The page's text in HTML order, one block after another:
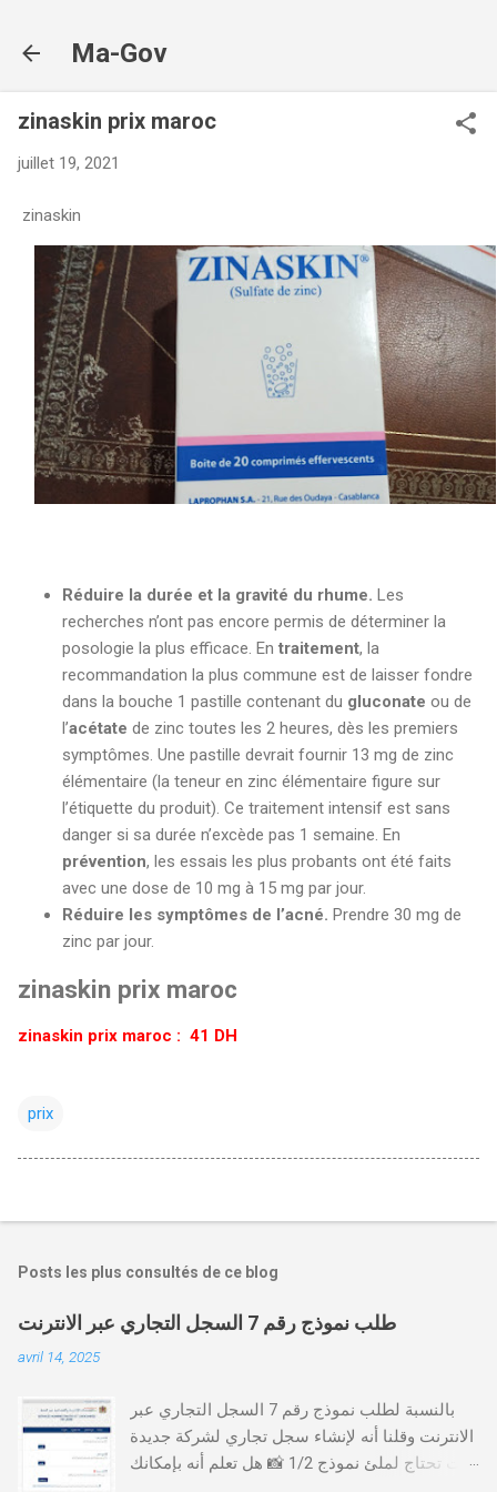
Ma-Gov
zinaskin prix maroc
juillet 19, 2021
zinaskin
Réduire la durée et la gravité du rhume. Les
recherches n’ont pas encore permis de déterminer la
posologie la plus efficace. En traitement, la
recommandation la plus commune est de laisser fondre
dans la bouche 1 pastille contenant du gluconate ou de
l’acétate de zinc toutes les 2 heures, dès les premiers
symptômes. Une pastille devrait fournir 13 mg de zinc
élémentaire (la teneur en zinc élémentaire figure sur
l’étiquette du produit). Ce traitement intensif est sans
danger si sa durée n’excède pas 1 semaine. En
prévention, les essais les plus probants ont été faits
avec une dose de 10 mg à 15 mg par jour.
Réduire les symptômes de l’acné. Prendre 30 mg de
zinc par jour.
zinaskin prix maroc
zinaskin prix maroc : 41 DH
prix
Posts les plus consultés de ce blog
طلب نموذج رقم 7 السجل التجاري عبر الانترنت
avril 14, 2025
بالنسبة لطلب نموذج رقم 7 السجل التجاري عبر
الانترنت وقلنا أنه لإنشاء سجل تجاري لشركة جديدة
أنت تحتاج لملئ نموذج 1/2 📸 هل تعلم أنه بإمكانك